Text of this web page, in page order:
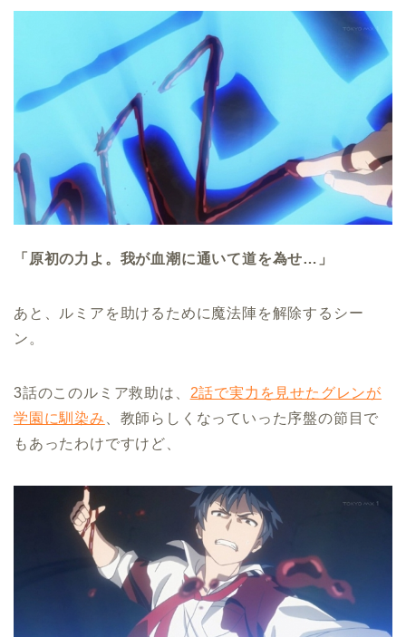
「原初の力よ。我が血潮に通いて道を為せ…」
あと、ルミアを助けるために魔法陣を解除するシー
ン。
3話のこのルミア救助は、 2話で実力を見せたグレンが
学園に馴染み
、教師らしくなっていった序盤の節目で
もあったわけですけど、